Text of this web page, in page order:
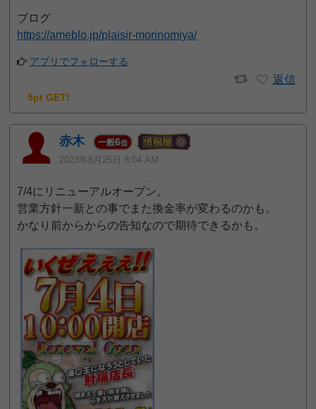
ブログ
https://ameblo.jp/plaisir-morinomiya/
アプリでフォローする
返信
5pt GET!
赤木 一般6位
2023年6月25日 8:04 AM
7/4にリニューアルオープン。
営業方針一新との事でまた換金率が変わるのかも。
かなり前からからの告知なので期待できるかも。